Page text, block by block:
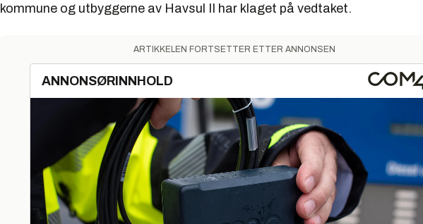
kommune og utbyggerne av Havsul II har klaget på vedtaket.
ARTIKKELEN FORTSETTER ETTER ANNONSEN
ANNONSØRINNHOLD